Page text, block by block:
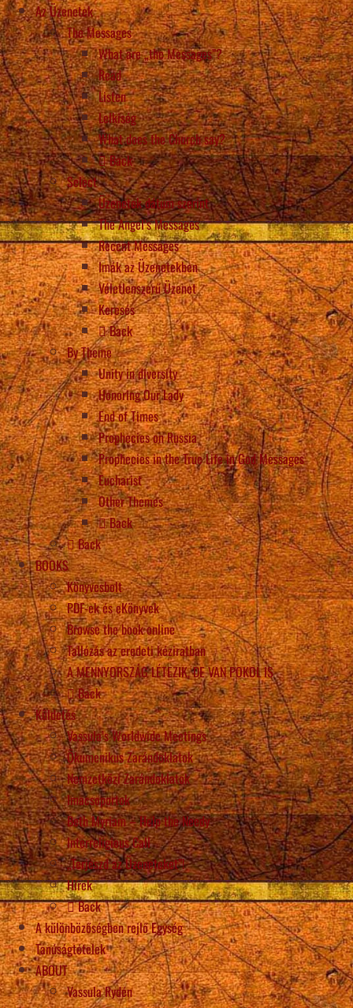
Az Üzenetek
The Messages
What are „the Messages”?
Read
Listen
Lelkiség
What does the Church say?
Back
Select
Üzenetek dátum szerint
The Angel’s Messages
Recent Messages
Imák az Üzenetekben
Véletlenszerű Üzenet
Keresés
Back
By Theme
Unity in diversity
Honoring Our Lady
End of Times
Prophecies on Russia
Prophecies in the True Life in God Messages
Eucharist
Other Themes
Back
Back
BOOKS
Könyvesbolt
PDF-ek és eKönyvek
Browse the book online
Tallózás az eredeti kéziratban
A MENNYORSZÁG LÉTEZIK, DE VAN POKOL IS
Back
Küldetés
Vassula’s Worldwide Meetings
Ökumenikus Zarándoklatok
Nemzetközi Zarándoklatok
Imacsoportok
Beth Myriam – Help the Needy
Interreligious Call
„Terjeszd az Üzeneteket”!
Hírek
Back
A különbözőségben rejlő Egység
Tanúságtételek
ABOUT
Vassula Rydén